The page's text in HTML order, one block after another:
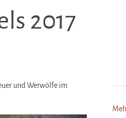
2017
und Werwölfe im